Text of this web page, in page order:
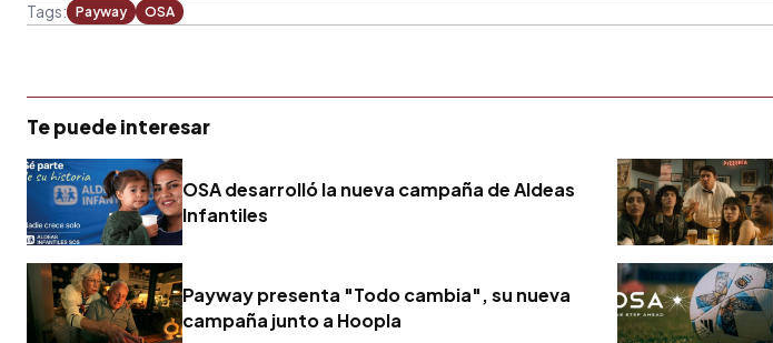
Tags: Payway OSA
Te puede interesar
OSA desarrolló la nueva campaña de Aldeas
Infantiles
Payway presenta "Todo cambia", su nueva
campaña junto a Hoopla